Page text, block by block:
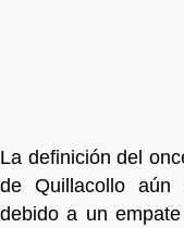
La definición del
de Quillacollo aún
debido a un